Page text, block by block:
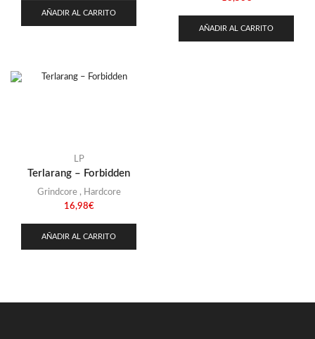
AÑADIR AL CARRITO
AÑADIR AL CARRITO
LP
Terlarang – Forbidden
Grindcore, Hardcore
16,98€
AÑADIR AL CARRITO